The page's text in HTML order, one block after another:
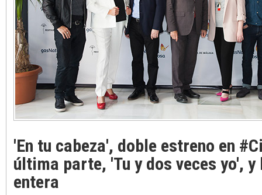
'En tu cabeza', doble estreno en
última parte, 'Tu y dos veces yo',
entera